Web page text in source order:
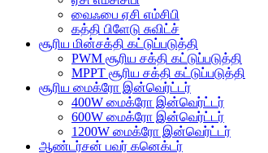
வைஃபை ஏசி எம்சிபி
கத்தி பிளேடு சுவிட்ச்
சூரிய மின்சக்தி கட்டுப்படுத்தி
PWM சூரிய சக்தி கட்டுப்படுத்தி
MPPT சூரிய சக்தி கட்டுப்படுத்தி
சூரிய மைக்ரோ இன்வெர்ட்டர்
400W மைக்ரோ இன்வெர்ட்டர்
600W மைக்ரோ இன்வெர்ட்டர்
1200W மைக்ரோ இன்வெர்ட்டர்
ஆண்டர்சன் பவர் கனெக்டர்